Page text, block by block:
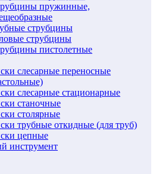
пружинные,
струбцины
струбцины
пистолетные
слесарные переносные
слесарные стационарные
станочные
столярные
трубные откидные (для труб)
цепные
инструмент